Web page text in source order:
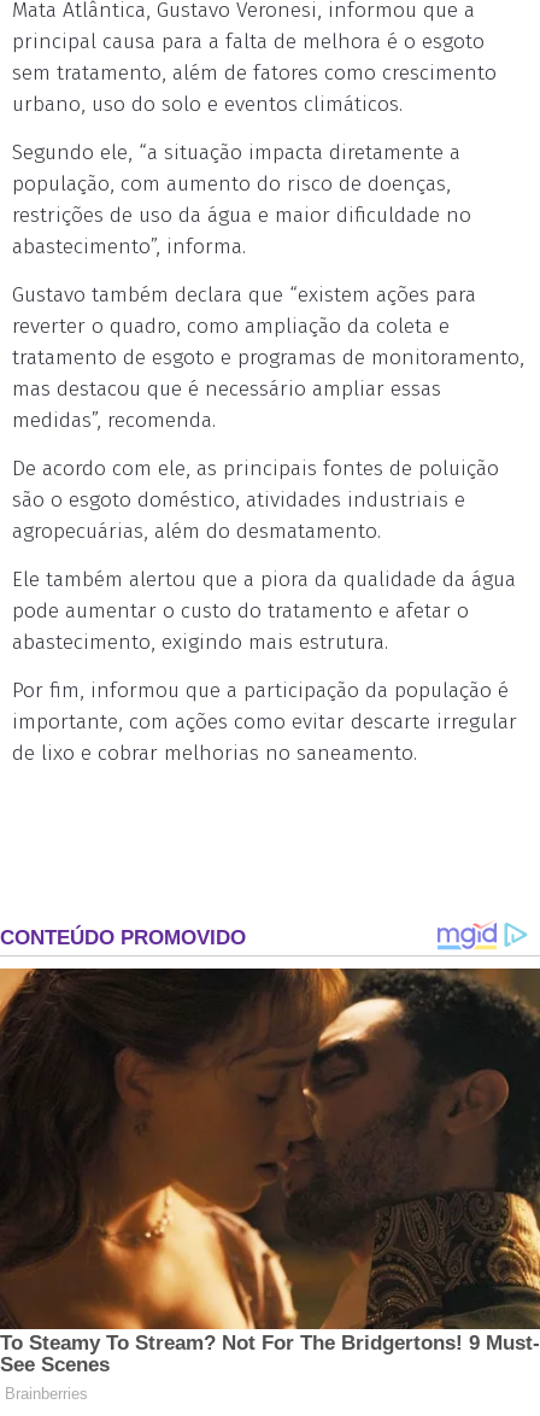
Mata Atlântica, Gustavo Veronesi, informou que a
principal causa para a falta de melhora é o esgoto
sem tratamento, além de fatores como crescimento
urbano, uso do solo e eventos climáticos.
Segundo ele, “a situação impacta diretamente a
população, com aumento do risco de doenças,
restrições de uso da água e maior dificuldade no
abastecimento”, informa.
Gustavo também declara que “existem ações para
reverter o quadro, como ampliação da coleta e
tratamento de esgoto e programas de monitoramento,
mas destacou que é necessário ampliar essas
medidas”, recomenda.
De acordo com ele, as principais fontes de poluição
são o esgoto doméstico, atividades industriais e
agropecuárias, além do desmatamento.
Ele também alertou que a piora da qualidade da água
pode aumentar o custo do tratamento e afetar o
abastecimento, exigindo mais estrutura.
Por fim, informou que a participação da população é
importante, com ações como evitar descarte irregular
de lixo e cobrar melhorias no saneamento.